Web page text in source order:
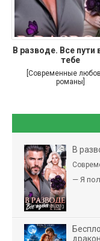
В разводе. Все пути
тебе
[Современные
романы]
В
— Я